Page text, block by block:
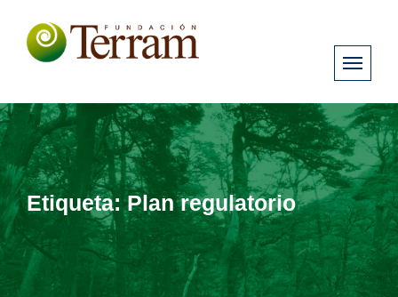
Etiqueta:Plan regulatorio